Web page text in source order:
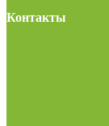
Контакты